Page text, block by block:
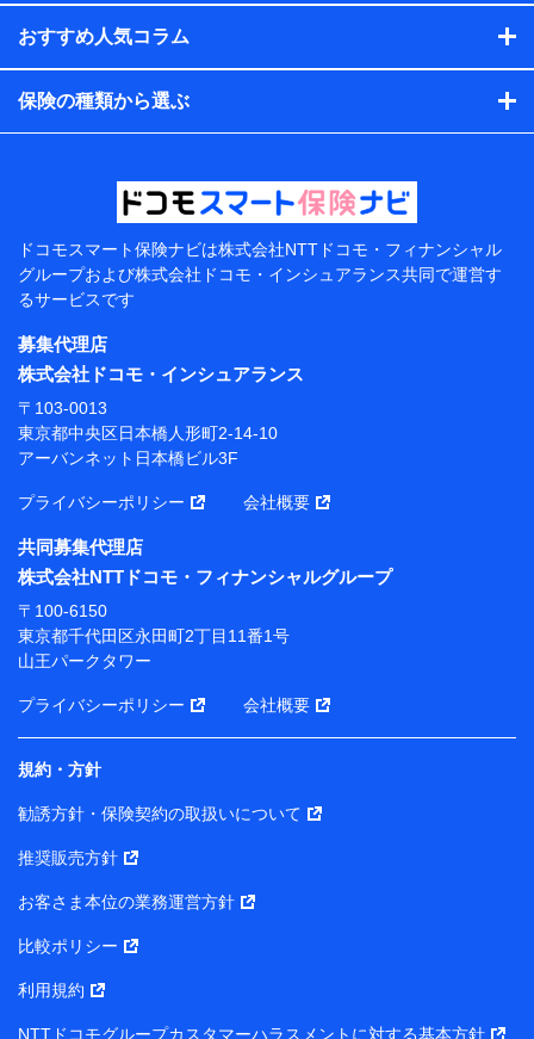
（各サービスで取得したサービス利用履歴、ウェブサイトの
閲覧履歴、購買履歴、ご契約内容等のパーソナルデータを分
す。）
上記に係る案内・手続き・管理等付帯業務を行うため
【当該個人データの管理について責任を有する者の名
称・住所・代表者名】
当該個人データを取り扱う各共同利用者（詳細は次のと
東京都千代田区永田町2丁目11番1号 山王パークタワー
株式会社NTTドコモ 代表取締役社長 前田 義晃
東京都中央区日本橋人形町2-14-10 アーバンネット日
本橋ビル 3F
長 吉村 忠義
※ 当社および株式会社NTTドコモは、お客さまの情報
を利用させていただくにあたっては、「NTTドコモ パー
ソナルデータ憲章」に定める行動原則を順守します 。
※ パーソナルデータダッシュボードの「第三者提供の
管理」の設定状態にかかわらず、共同利用する場合があ
※ dポイントクラブ会員ではないお客さま（2019年12
月11日以降、一度もdポイントクラブ会員であったこと
がないお客さまに限る）に関する、2019年12月10日以
に限って共同利用します。
との間で、以下のとおり個人データを共同利用しま
【共同して利用される利用データの項目】
プがサービス提供等を通じて取得した、以下の情報など
おすすめ人気コラム
保険の種類から選ぶ
ドコモスマート保険ナビは株式会社NTTドコモ・フィナンシャル
グループおよび株式会社ドコモ・インシュアランス共同で運営す
るサービスです
募集代理店
株式会社ドコモ・インシュアランス
〒103-0013
東京都中央区日本橋人形町2-14-10
アーバンネット日本橋ビル3F
プライバシーポリシー 会社概要
共同募集代理店
株式会社NTTドコモ・フィナンシャルグループ
〒100-6150
東京都千代田区永田町2丁目11番1号
山王パークタワー
プライバシーポリシー 会社概要
規約・方針
勧誘方針・保険契約の取扱いについて
推奨販売方針
お客さま本位の業務運営方針
比較ポリシー
利用規約
NTTドコモグループカスタマーハラスメントに対する基本方針